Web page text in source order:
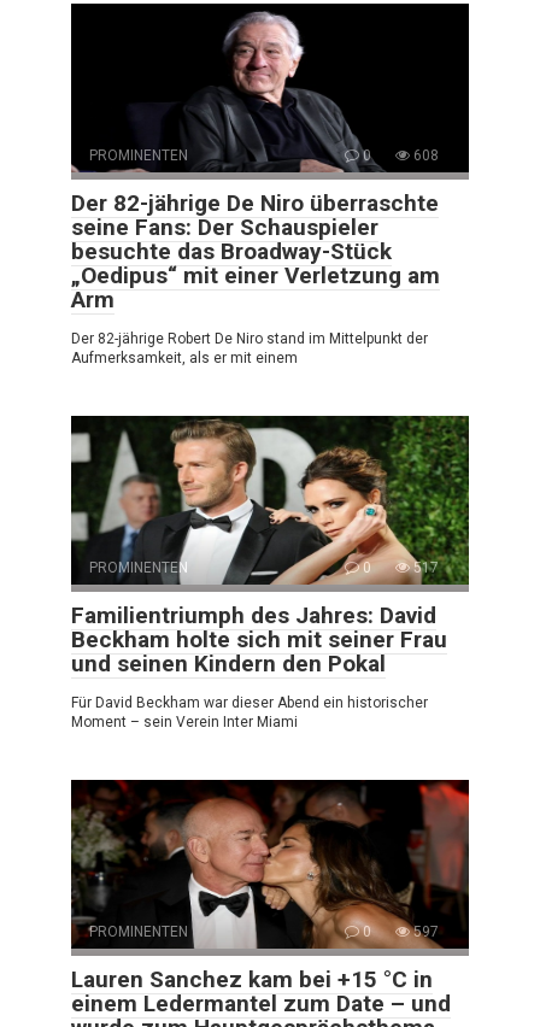
PROMINENTEN 0 608
Der 82-jährige De Niro überraschte
seine Fans: Der Schauspieler
besuchte das Broadway-Stück
„Oedipus“ mit einer Verletzung am
Arm
Der 82-jährige Robert De Niro stand im Mittelpunkt der
Aufmerksamkeit, als er mit einem
PROMINENTEN 0 517
Familientriumph des Jahres: David
Beckham holte sich mit seiner Frau
und seinen Kindern den Pokal
Für David Beckham war dieser Abend ein historischer
Moment – sein Verein Inter Miami
PROMINENTEN 0 597
Lauren Sanchez kam bei +15 °C in
einem Ledermantel zum Date – und